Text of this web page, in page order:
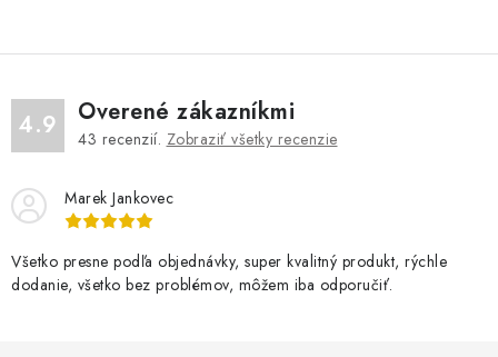
4.9 Overené zákazníkmi
43 recenzií. Zobraziť všetky recenzie
Marek Jankovec
Všetko presne podľa objednávky, super kvalitný produkt, rýchle
dodanie, všetko bez problémov, môžem iba odporučiť.